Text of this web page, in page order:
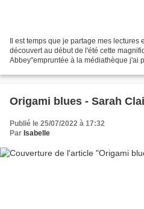
Il est temps que je partage mes lectures
découvert au début de l'été cette
Abbey"empruntée à la médiathèque j'ai
Origami blues - Sarah
Publié le 25/07/2022 à 17:32
Par Isabelle